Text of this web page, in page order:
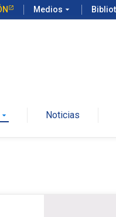
Medios arrow_drop_down
arrow_drop_down Noticias